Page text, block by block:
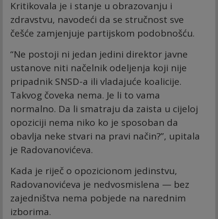
Kritikovala je i stanje u obrazovanju i
zdravstvu, navodeći da se stručnost sve
češće zamjenjuje partijskom podobnošću.
“Ne postoji ni jedan jedini direktor javne
ustanove niti načelnik odeljenja koji nije
pripadnik SNSD-a ili vladajuće koalicije.
Takvog čoveka nema. Je li to vama
normalno. Da li smatraju da zaista u cijeloj
opoziciji nema niko ko je sposoban da
obavlja neke stvari na pravi način?”, upitala
je Radovanovićeva.
Kada je riječ o opozicionom jedinstvu,
Radovanovićeva je nedvosmislena — bez
zajedništva nema pobjede na narednim
izborima.